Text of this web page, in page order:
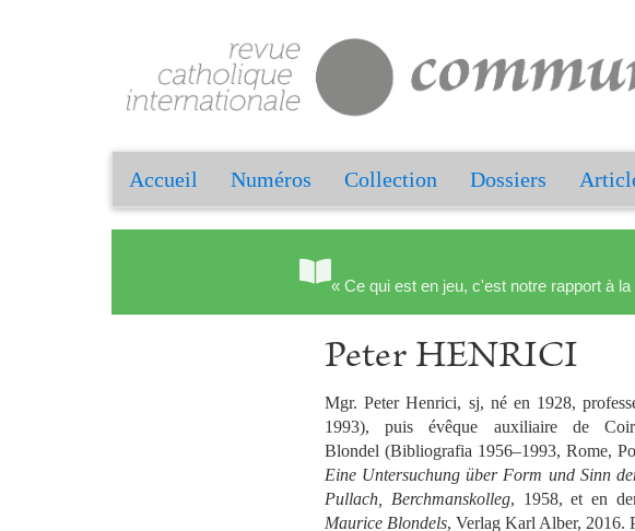
Accueil Numéros Collection Dossiers
« Ce qui est en jeu, c'est notre rapport à
Peter HENRICI
Mgr. Peter Henrici, sj, né en 1928,
1993), puis évêque auxiliaire de
Blondel (Bibliografia 1956–1993, Rome,
Eine Untersuchung über Form und Sinn
Pullach, Berchmanskolleg, 1958, et en
Maurice Blondels, Verlag Karl Alber, 2016.